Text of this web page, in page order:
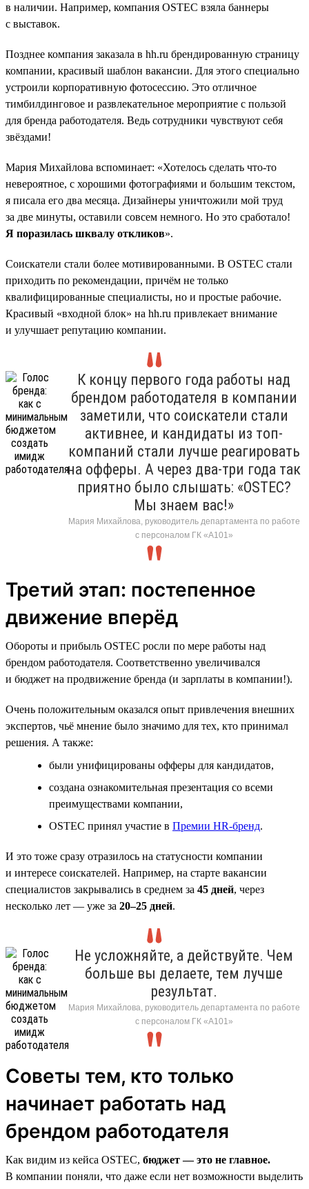
в наличии. Например, компания OSTEC взяла баннеры
с выставок.
Позднее компания заказала в hh.ru брендированную страницу
компании, красивый шаблон вакансии. Для этого специально
устроили корпоративную фотосессию. Это отличное
тимбилдинговое и развлекательное мероприятие с пользой
для бренда работодателя. Ведь сотрудники чувствуют себя
звёздами!
Мария Михайлова вспоминает: «Хотелось сделать что-то
невероятное, с хорошими фотографиями и большим текстом,
я писала его два месяца. Дизайнеры уничтожили мой труд
за две минуты, оставили совсем немного. Но это сработало!
Я поразилась шквалу откликов».
Соискатели стали более мотивированными. В OSTEC стали
приходить по рекомендации, причём не только
квалифицированные специалисты, но и простые рабочие.
Красивый «входной блок» на hh.ru привлекает внимание
и улучшает репутацию компании.
К концу первого года работы над
брендом работодателя в компании
заметили, что соискатели стали
активнее, и кандидаты из топ-
компаний стали лучше реагировать
на офферы. А через два-три года так
приятно было слышать: «OSTEC?
Мы знаем вас!»
Мария Михайлова, руководитель департамента по работе
с персоналом ГК «А101»
Третий этап: постепенное
движение вперёд
Обороты и прибыль OSTEC росли по мере работы над
брендом работодателя. Соответственно увеличивался
и бюджет на продвижение бренда (и зарплаты в компании!).
Очень положительным оказался опыт привлечения внешних
экспертов, чьё мнение было значимо для тех, кто принимал
решения. А также:
были унифицированы офферы для кандидатов,
создана ознакомительная презентация со всеми
преимуществами компании,
OSTEC принял участие в Премии HR‑бренд.
И это тоже сразу отразилось на статусности компании
и интересе соискателей. Например, на старте вакансии
специалистов закрывались в среднем за 45 дней, через
несколько лет — уже за 20–25 дней.
Не усложняйте, а действуйте. Чем
больше вы делаете, тем лучше
результат.
Мария Михайлова, руководитель департамента по работе
с персоналом ГК «А101»
Советы тем, кто только
начинает работать над
брендом работодателя
Как видим из кейса OSTEC, бюджет — это не главное.
В компании поняли, что даже если нет возможности выделить